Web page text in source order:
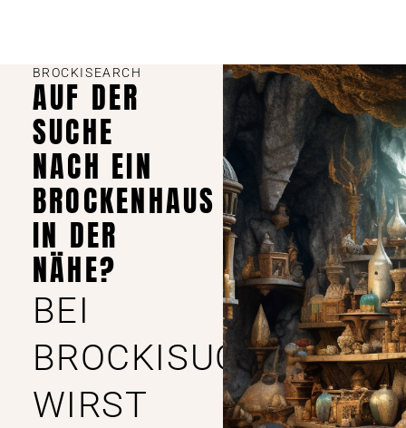
BROCKISEARCH
AUF DER
SUCHE
NACH EIN
BROCKENHAUS
IN DER
NÄHE?
BEI
BROCKISUCHE
WIRST